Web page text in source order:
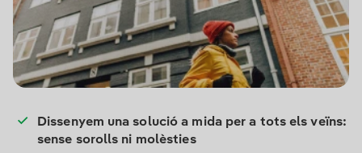
Dissenyem una solució a mida per a tots els veïns:
sense sorolls ni molèsties